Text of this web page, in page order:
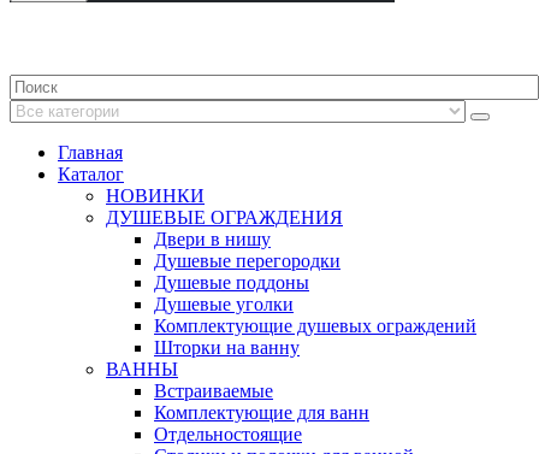
Главная
Каталог
НОВИНКИ
ДУШЕВЫЕ ОГРАЖДЕНИЯ
Двери в нишу
Душевые перегородки
Душевые поддоны
Душевые уголки
Комплектующие душевых ограждений
Шторки на ванну
ВАННЫ
Встраиваемые
Комплектующие для ванн
Отдельностоящие